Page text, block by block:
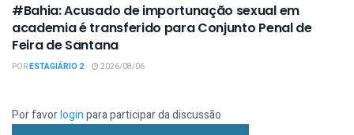
#Bahia: Acusado de importunação sexual em
academia é transferido para Conjunto Penal de
Feira de Santana
PORESTAGIÁRIO 2 2026/08/06
Por favorloginpara participar da discussão